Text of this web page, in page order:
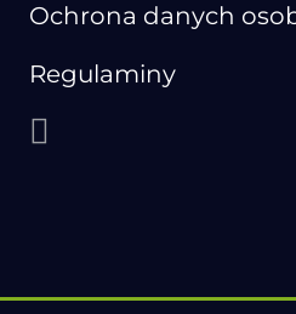
Ochrona danych
Regulaminy